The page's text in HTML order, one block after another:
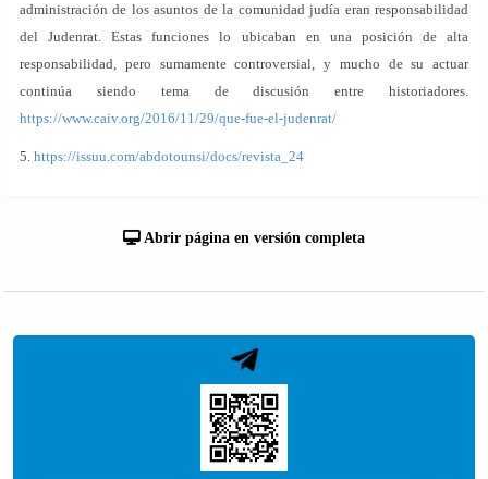
administración de los asuntos de la comunidad judía eran responsabilidad
del Judenrat. Estas funciones lo ubicaban en una posición de alta
responsabilidad, pero sumamente controversial, y mucho de su actuar
continúa siendo tema de discusión entre historiadores.
https://www.caiv.org/2016/11/29/que-fue-el-judenrat/
5. https://issuu.com/abdotounsi/docs/revista_24
Abrir página en versión completa